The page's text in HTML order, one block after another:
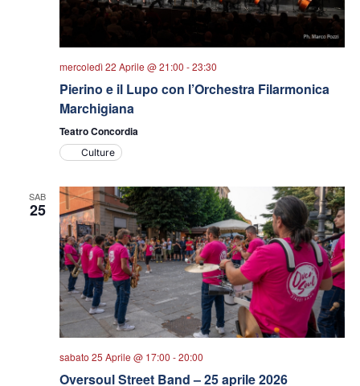
mercoledì 22 Aprile @ 21:00 -23:30
Pierino e il Lupo con l’Orchestra Filarmonica
Marchigiana
Teatro Concordia
Culture
SAB
25
sabato 25 Aprile @ 17:00 -20:00
Oversoul Street Band – 25 aprile 2026